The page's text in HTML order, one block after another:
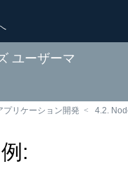
ユーザーマ
プリケーション開発 4.2.
: